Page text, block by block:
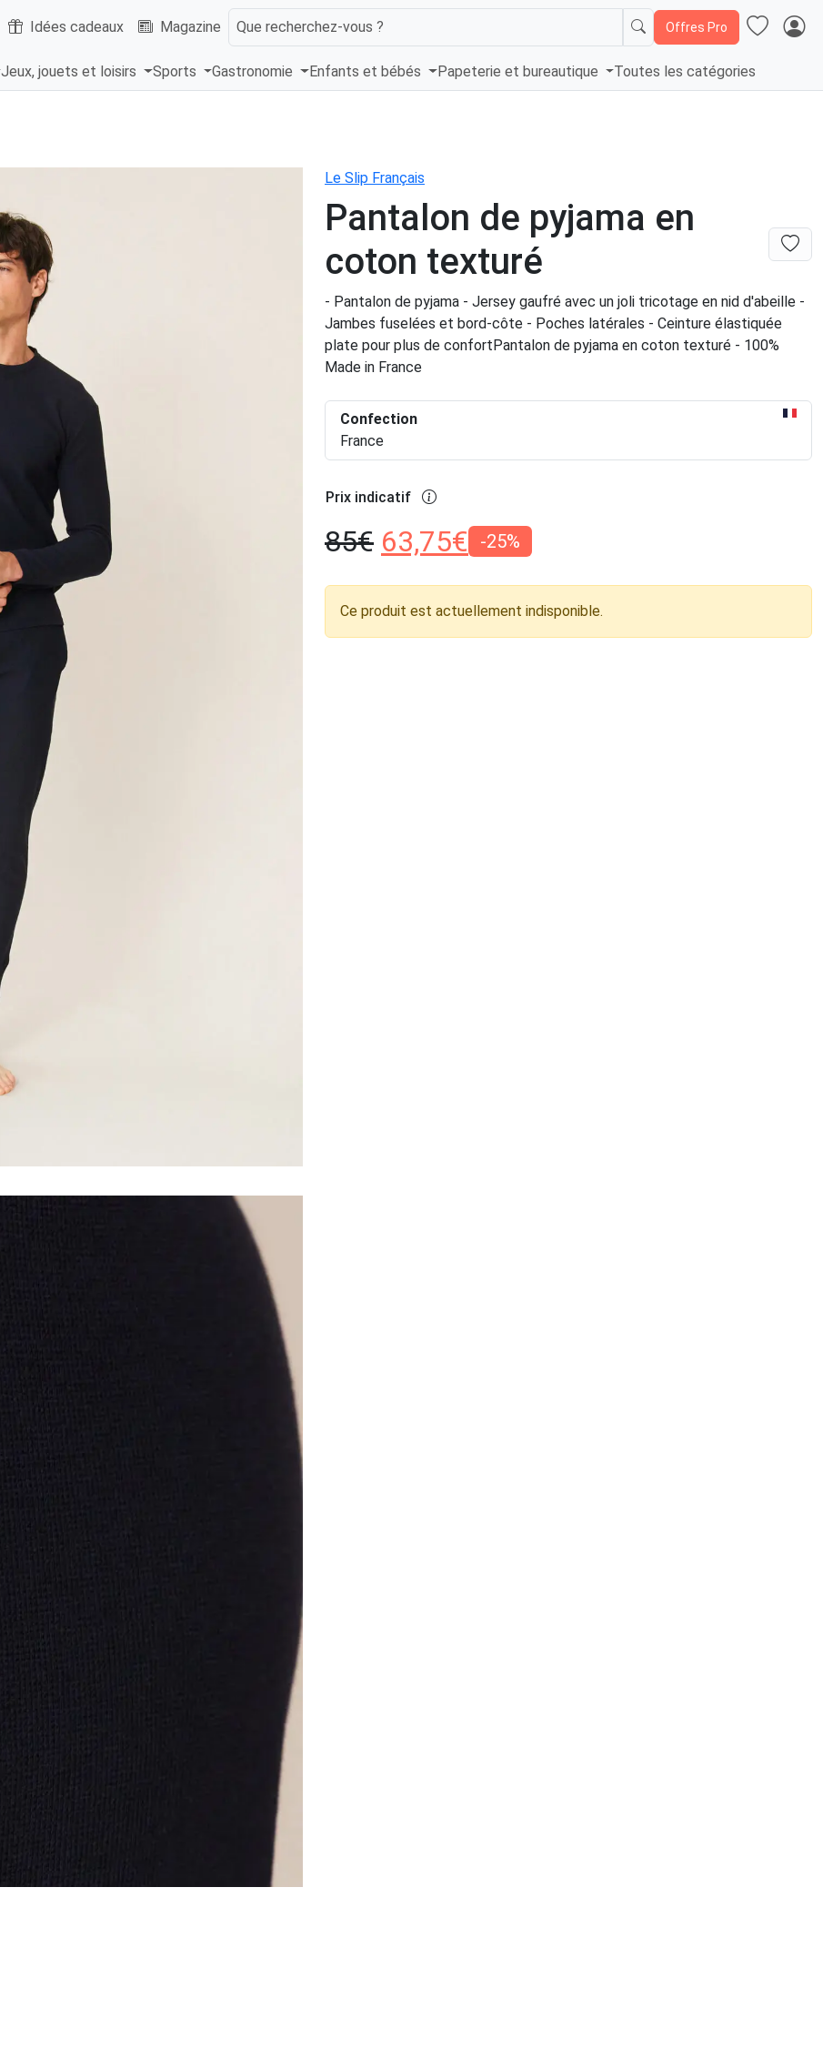
Idées cadeaux Magazine Que recherchez-vous ? Offres Pro
Jeux, jouets et loisirs Sports Gastronomie Enfants et bébés Papeterie et bureautique Toutes les catégories
Le Slip Français
Pantalon de pyjama en
coton texturé
- Pantalon de pyjama - Jersey gaufré avec un joli tricotage en nid d'abeille -
Jambes fuselées et bord-côte - Poches latérales - Ceinture élastiquée
plate pour plus de confortPantalon de pyjama en coton texturé - 100%
Made in France
Confection
France
Prix indicatif
85€ 63,75€ -25%
Ce produit est actuellement indisponible.